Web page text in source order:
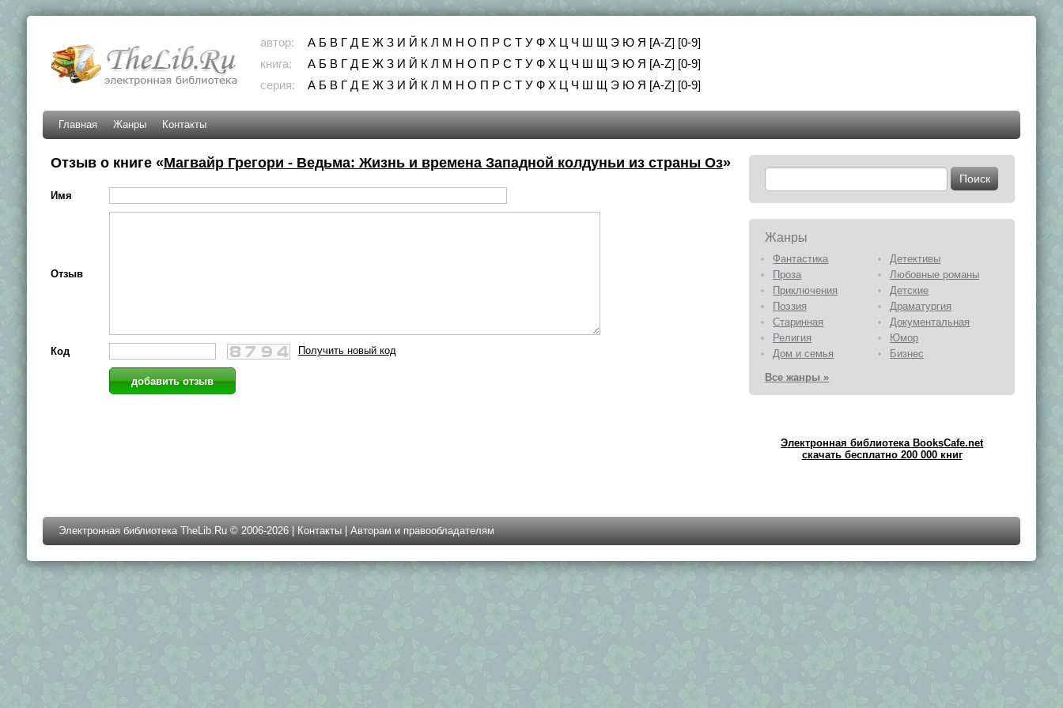
автор: А Б В Г Д Е Ж З И Й К Л М Н О П Р С Т У Ф Х Ц Ч Ш Щ Э Ю Я [A-Z] [0-9]
книга:
А Б В Г Д Е Ж З И Й К Л М Н О П Р С Т У Ф Х Ц Ч Ш Щ Э Ю Я [A-Z] [0-9]
серия:
А Б В Г Д Е Ж З И Й К Л М Н О П Р С Т У Ф Х Ц Ч Ш Щ Э Ю Я [A-Z] [0-9]
Главная Жанры Контакты
Отзыв о книге «Магвайр Грегори - Ведьма: Жизнь и времена Западной колдуньи из страны Оз»
Имя
Отзыв
Код Получить новый код
Жанры
Фантастика
Детективы
Проза
Любовные романы
Приключения
Детские
Поэзия
Драматургия
Старинная
Документальная
Религия
Юмор
Дом и семья
Бизнес
Все жанры »
Электронная библиотека BooksCafe.net
скачать бесплатно 200 000 книг
Электронная библиотека TheLib.Ru © 2006-2026 | Контакты| Авторам и правообладателям